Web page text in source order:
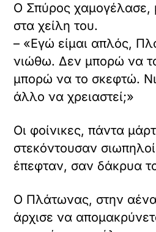
Ο Σπύρος χαμογέλασε,
στα χείλη του.
– «Εγώ είμαι απλός,
νιώθω. Δεν μπορώ να
μπορώ να το σκεφτώ.
άλλο να χρειαστεί;»
Οι φοίνικες, πάντα
στεκόντουσαν
έπεφταν, σαν δάκρυα
Ο Πλάτωνας, στην
άρχισε να